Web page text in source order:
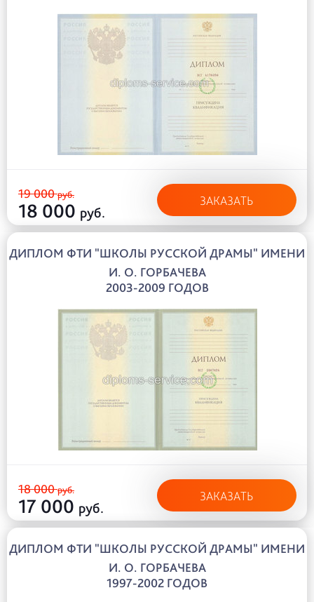
19 000руб.
18 000 руб.
ЗАКАЗАТЬ
ДИПЛОМ ФТИ "ШКОЛЫ РУССКОЙ ДРАМЫ" ИМЕНИ
И. О. ГОРБАЧЕВА
2003-2009 ГОДОВ
18 000руб.
17 000 руб.
ЗАКАЗАТЬ
ДИПЛОМ ФТИ "ШКОЛЫ РУССКОЙ ДРАМЫ" ИМЕНИ
И. О. ГОРБАЧЕВА
1997-2002 ГОДОВ